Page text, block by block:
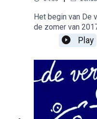
Het begin van De
de zomer van
Play